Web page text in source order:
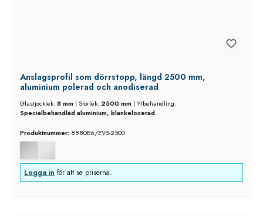
Anslagsprofil som dörrstopp, längd 2500 mm,
aluminium polerad och anodiserad
Glastjocklek:8 mm | Storlek: 2500 mm | Ytbehandling:
Specialbehandlad aluminium, blankeloxerad
Produktnummer: 8880E6/EV5-2500
Logga in för att se priserna.